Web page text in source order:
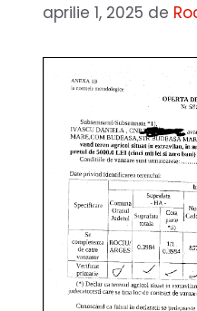
aprilie 1, 2025 de